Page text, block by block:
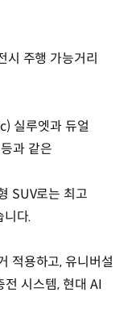
시 주행 가능거리
실루엣과 듀얼
과 같은
SUV로는 최고
다.
적용하고, 유니버설
시스템, 현대 AI